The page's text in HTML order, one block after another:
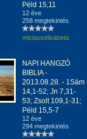
Péld 15,11
12 éve
258 megtekintés
miclauselisabeta
NAPI HANGZÓ
BIBLIA -
2013.08.28. - 1Sám
14,1-52; Jn 7,31-
53; Zsolt 109,1-31;
Péld 15,5-7
12 éve
294 megtekintés